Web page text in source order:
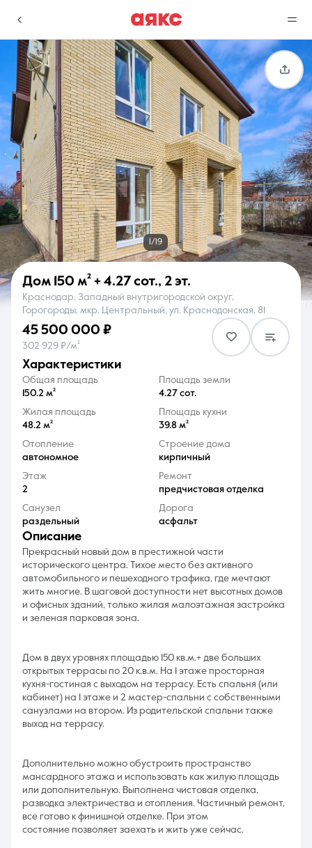
г. Краснодар
Избранное
0 объявлений
Сравнение
0 объявлений
Недвижимость Услуги
О компании Контакты
8 (861) 297-00-00
Ежедневно с 08:30 до 20:00
1/19
Дом 150 м² + 4.27 сот., 2 эт.
Краснодар, Западный внутригородской округ,
Горогороды, мкр. Центральный, ул. Краснодонская, 81
45 500 000 ₽
302 929 ₽/м²
характеристики
Общая площадь
150.2 м²
Площадь земли
4.27 сот.
Жилая площадь
48.2 м²
Площадь кухни
39.8 м²
Отопление
автономное
Строение дома
кирпичный
Этаж
2
Ремонт
предчистовая отделка
Санузел
раздельный
Дорога
асфальт
описание
Прекрасный новый дом в престижной части
исторического центра. Тихое место без активного
автомобильного и пешеходного трафика, где мечтают
жить многие. В шаговой доступности нет высотных домов
и офисных зданий, только жилая малоэтажная застройка
и зеленая парковая зона.
Дом в двух уровнях площадью 150 кв.м.+ две больших
открытых террасы по 20 к.в.м. На 1 этаже просторная
кухня-гостиная с выходом на террасу. Есть спальня (или
кабинет) на 1 этаже и 2 мастер-спальни с собственными
санузлами на втором. Из родительской спальни также
выход на террасу.
Дополнительно можно обустроить пространство
мансардного этажа и использовать как жилую площадь
или дополнительную. Выполнена чистовая отделка,
разводка электричества и отопления. Частичный ремонт,
все готово к финишной отделке. При этом
состояние позволяет заехать и жить уже сейчас.